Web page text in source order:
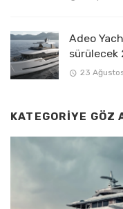
Adeo
23
KATEGORIYE GÖZ